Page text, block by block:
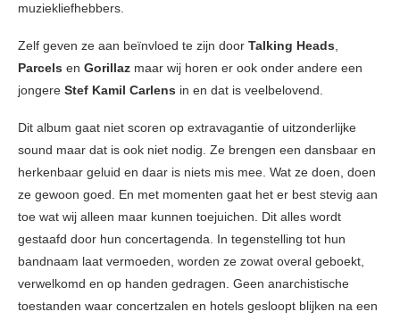
muziekliefhebbers.
Zelf geven ze aan beïnvloed te zijn door Talking Heads,
Parcels en Gorillaz maar wij horen er ook onder andere een
jongere Stef Kamil Carlens in en dat is veelbelovend.
Dit album gaat niet scoren op extravagantie of uitzonderlijke
sound maar dat is ook niet nodig. Ze brengen een dansbaar en
herkenbaar geluid en daar is niets mis mee. Wat ze doen, doen
ze gewoon goed. En met momenten gaat het er best stevig aan
toe wat wij alleen maar kunnen toejuichen. Dit alles wordt
gestaafd door hun concertagenda. In tegenstelling tot hun
bandnaam laat vermoeden, worden ze zowat overal geboekt,
verwelkomd en op handen gedragen. Geen anarchistische
toestanden waar concertzalen en hotels gesloopt blijken na een